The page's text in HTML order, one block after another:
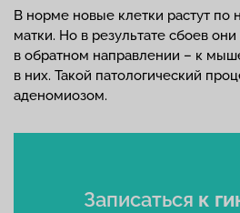
В норме новые клетки растут по
матки. Но в результате сбоев
в обратном направлении – к
в них. Такой патологический
аденомиозом.
Записаться к